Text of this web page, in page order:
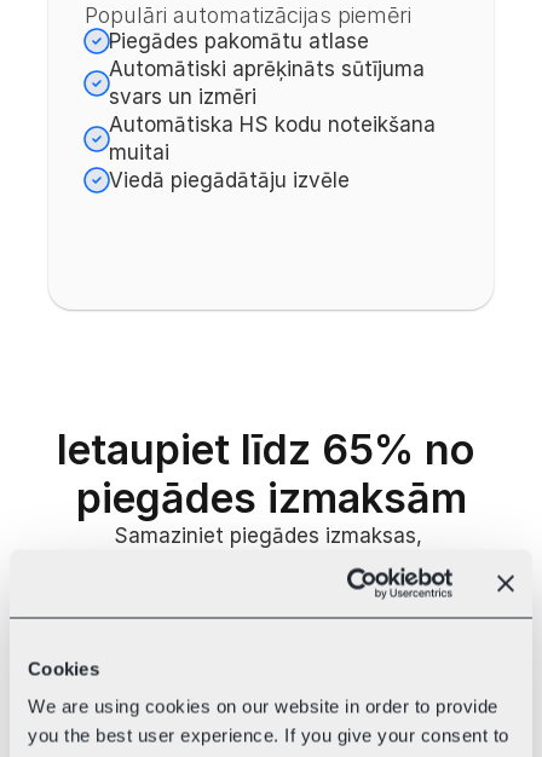
Cookies
We are using cookies on our website in order to provide
you the best user experience. If you give your consent to
Populāri automatizācijas piemēri
Piegādes pakomātu atlase
Automātiski aprēķināts sūtījuma
svars un izmēri
Automātiska HS kodu noteikšana
muitai
Viedā piegādātāju izvēle
Ietaupiet līdz 65% no
piegādes izmaksām
Samaziniet piegādes izmaksas,
nemainot savus ikdienas ieradumus.
Apvienojot tūkstošiem uzņēmumu
sūtījumu apjomus, Swotzy nodrošina
— bez līgumsaistībām vai minimālā
apjoma prasībām.
Neatkarīgi no tā, vai sūtāt Baltijā vai